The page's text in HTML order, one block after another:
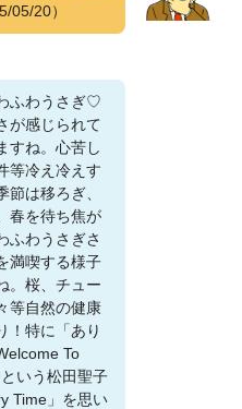
05/20）
ふわうさぎ♡
が感じられて
すね。心苦し
等冷え冷えす
節は移ろぎ、
春を待ち焦が
ふわうさぎさ
満喫する様子
。桜、チュー
等自然の健康
！特に「あり
To
いう松田聖子
Time」を思い